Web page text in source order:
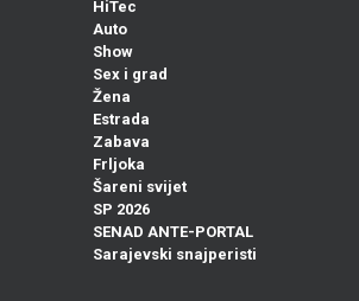
HiTec
Auto
Show
Sex i grad
Žena
Estrada
Zabava
Frljoka
Šareni svijet
SP 2026
SENAD ANTE-PORTAL
Sarajevski snajperisti